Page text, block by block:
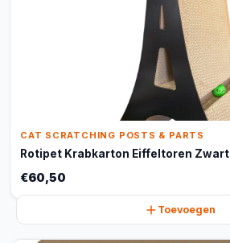
CAT SCRATCHING POSTS & PARTS
Rotipet Krabkarton Eiffeltoren Zwart
€60,50
Toevoegen